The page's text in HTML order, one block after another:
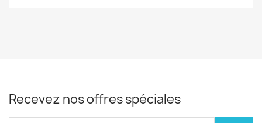
Recevez nos offres spéciales